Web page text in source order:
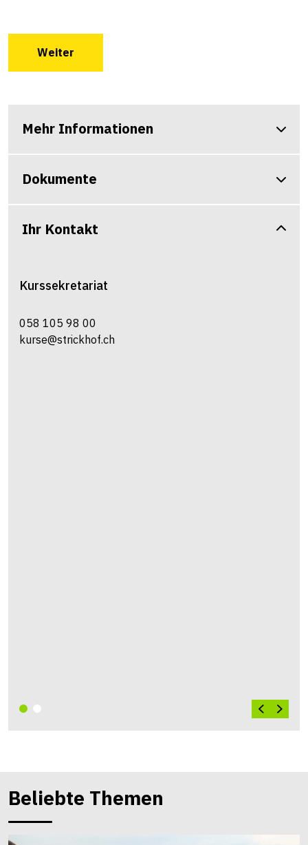
Weiter
Mehr Informationen
Dokumente
Ihr Kontakt
Kurssekretariat
058 105 98 00
kurse@strickhof.ch
Beliebte Themen